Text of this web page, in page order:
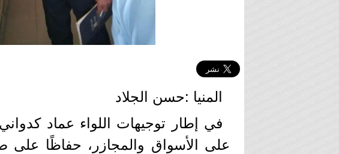
المنيا :حسن الجلاد
في إطار توجيهات اللواء عماد
على الأسواق والمجازر، حفاظًا